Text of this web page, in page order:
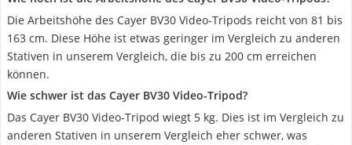
Die Arbeitshöhe des Cayer BV30 Video-Tripods reicht von 81 bis
163 cm. Diese Höhe ist etwas geringer im Vergleich zu anderen
Stativen in unserem Vergleich, die bis zu 200 cm erreichen
können.
Wie schwer ist das Cayer BV30 Video-Tripod?
Das Cayer BV30 Video-Tripod wiegt 5 kg. Dies ist im Vergleich zu
anderen Stativen in unserem Vergleich eher schwer, was